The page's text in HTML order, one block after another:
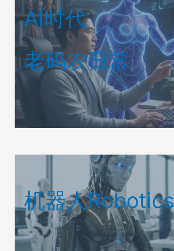
AI时代
老码农日常
机器人Robotics